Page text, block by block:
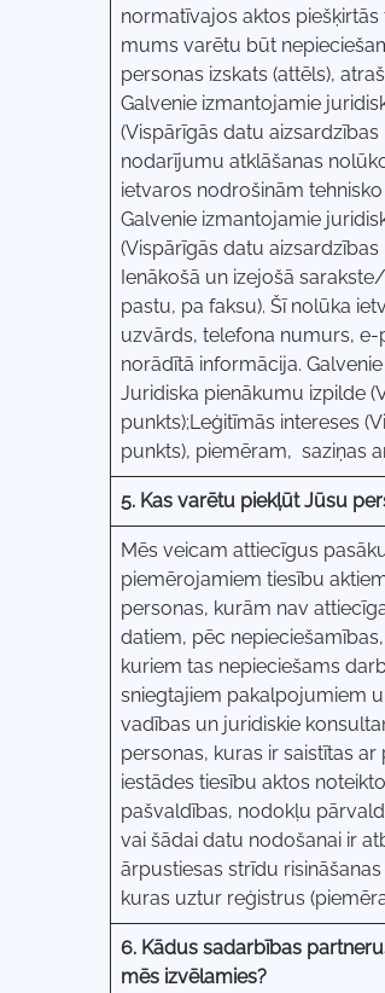
normatīvajos aktos
mums varētu būt
personas izskats (attēls),
Galvenie izmantojamie
(Vispārīgās datu
nodarījumu atklāšanas
ietvaros nodrošinām
Galvenie izmantojamie
(Vispārīgās datu
Ienākošā un izejošā
pastu, pa faksu). Šī nolūka
uzvārds, telefona numurs,
norādītā informācija.
Juridiska pienākumu izpilde
punkts);Leģitīmās intereses
punkts), piemēram, saziņas
5. Kas varētu piekļūt Jūsu
Mēs veicam attiecīgus
piemērojamiem tiesību
personas, kurām nav
datiem, pēc
kuriem tas nepieciešams
sniegtajiem pakalpojumiem
vadības un juridiskie
personas, kuras ir saistītas
iestādes tiesību aktos
pašvaldības, nodokļu
vai šādai datu nodošanai ir
ārpustiesas strīdu
kuras uztur reģistrus
6. Kādus sadarbības
mēs izvēlamies?